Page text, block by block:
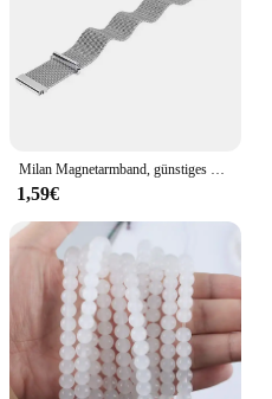
Milan Magnetarmband, günstiges Uhren-Lazy-Armband mit Metallgeflechtarmband, 14 mm, 16 mm, 18, 20, 22
1,59€